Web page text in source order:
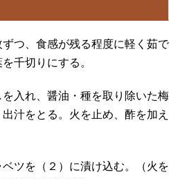
つ、食感が残る程度に軽く茹で
千切りにする。
を入れ、醤油・種を取り除いた梅
汁をとる。火を止め、酢を加え
ベツを（２）に漬け込む。（火を